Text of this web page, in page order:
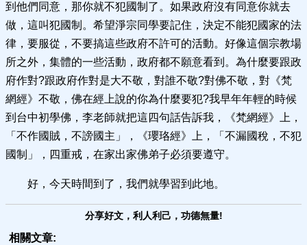
到他們同意，那你就不犯國制了。如果政府沒有同意你就去
做，這叫犯國制。希望淨宗同學要記住，決定不能犯國家的法
律，要服從，不要搞這些政府不許可的活動。好像這個宗教場
所之外，集體的一些活動，政府都不願意看到。為什麼要跟政
府作對?跟政府作對是大不敬，對誰不敬?對佛不敬，對《梵
網經》不敬，佛在經上說的你為什麼要犯?我早年年輕的時候
到台中初學佛，李老師就把這四句話告訴我，《梵網經》上，
「不作國賊，不謗國主」，《瓔珞經》上，「不漏國稅，不犯
國制」，四重戒，在家出家佛弟子必須要遵守。
好，今天時間到了，我們就學習到此地。
分享好文，利人利己，功德無量!
相關文章: